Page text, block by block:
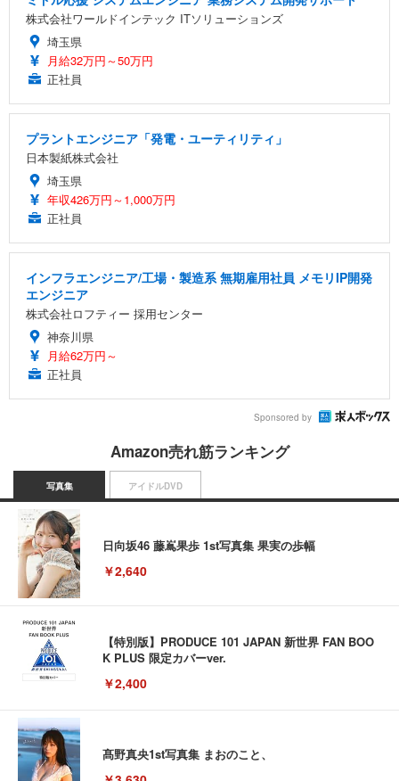
株式会社ワールドインテック ITソリューションズ
埼玉県
月給32万円～50万円
正社員
プラントエンジニア「発電・ユーティリティ」
日本製紙株式会社
埼玉県
年収426万円～1,000万円
正社員
インフラエンジニア/工場・製造系 無期雇用社員 メモリIP開発
エンジニア
株式会社ロフティー 採用センター
神奈川県
月給62万円～
正社員
Sponsored by
Amazon売れ筋ランキング
写真集
日向坂46 藤嶌果歩 1st写真集 果実の歩幅
￥2,640
【特別版】PRODUCE 101 JAPAN 新世界 FAN BOO
K PLUS 限定カバーver.
￥2,400
髙野真央1st写真集 まおのこと、
アイドルDVD